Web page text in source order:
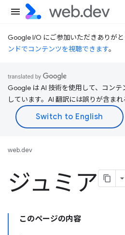
Google I/O にご参加いただきありがと
ンドでコンテンツを視聴できます。
Google は AI 技術を使用して、コン
しています。AI 翻訳には誤りが含まれ
web.dev
ジュミア
このページの内容